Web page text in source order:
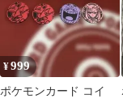
¥999
ポケモンカード コイ